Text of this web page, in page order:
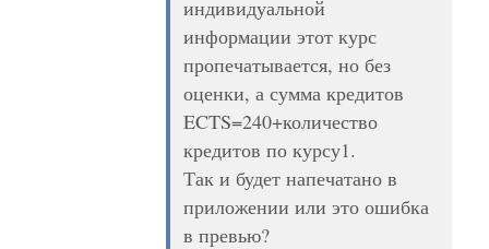
индивидуальной
информации этот курс
пропечатывается, но без
оценки, а сумма кредитов
ECTS=240+количество
кредитов по курсу1.
Так и будет напечатано в
приложении или это ошибка
в превью?